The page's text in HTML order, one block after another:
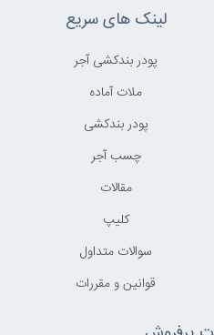
لینک های سریع
پودر بندکشی آجر
ملات آماده
پودر بندکشی
چسب آجر
مقالات
کليپ
سوالات متداول
قوانين و مقررات